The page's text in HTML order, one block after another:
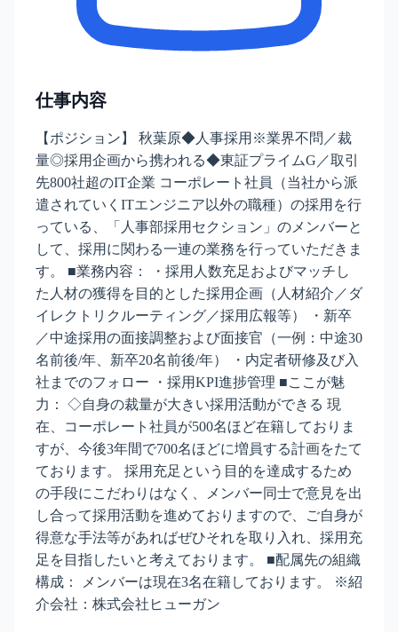
仕事内容
【ポジション】 秋葉原◆人事採用※業界不問／裁
量◎採用企画から携われる◆東証プライムG／取引
先800社超のIT企業 コーポレート社員（当社から派
遣されていくITエンジニア以外の職種）の採用を行
っている、「人事部採用セクション」のメンバーと
して、採用に関わる一連の業務を行っていただきま
す。 ■業務内容： ・採用人数充足およびマッチし
た人材の獲得を目的とした採用企画（人材紹介／ダ
イレクトリクルーティング／採用広報等） ・新卒
／中途採用の面接調整および面接官（一例：中途30
名前後/年、新卒20名前後/年） ・内定者研修及び入
社までのフォロー ・採用KPI進捗管理 ■ここが魅
力： ◇自身の裁量が大きい採用活動ができる 現
在、コーポレート社員が500名ほど在籍しておりま
すが、今後3年間で700名ほどに増員する計画をたて
ております。 採用充足という目的を達成するため
の手段にこだわりはなく、メンバー同士で意見を出
し合って採用活動を進めておりますので、ご自身が
得意な手法等があればぜひそれを取り入れ、採用充
足を目指したいと考えております。 ■配属先の組織
構成： メンバーは現在3名在籍しております。 ※紹
介会社：株式会社ヒューガン